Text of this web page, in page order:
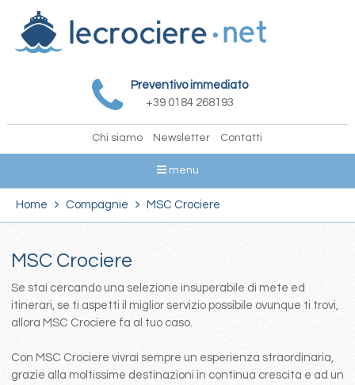
Preventivo immediato
+39 0184 268193
Chi siamo Newsletter Contatti
menu
Home Compagnie MSC Crociere
MSC Crociere
Se stai cercando una selezione insuperabile di mete ed
itinerari, se ti aspetti il miglior servizio possibile ovunque ti trovi,
allora MSC Crociere fa al tuo caso.
Con MSC Crociere vivrai sempre un esperienza straordinaria,
grazie alla moltissime destinazioni in continua crescita e ad un